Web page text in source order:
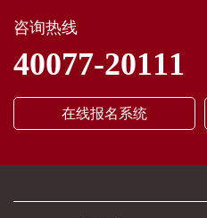
咨询热线
40077-20111
在线报名系统